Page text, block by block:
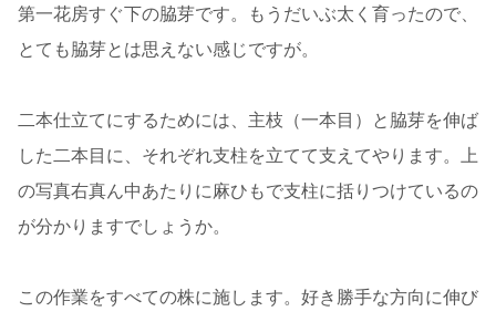
第一花房すぐ下の脇芽です。もうだいぶ太く育ったので、
とても脇芽とは思えない感じですが。
二本仕立てにするためには、主枝（一本目）と脇芽を伸ば
した二本目に、それぞれ支柱を立てて支えてやります。上
の写真右真ん中あたりに麻ひもで支柱に括りつけているの
が分かりますでしょうか。
この作業をすべての株に施します。好き勝手な方向に伸び